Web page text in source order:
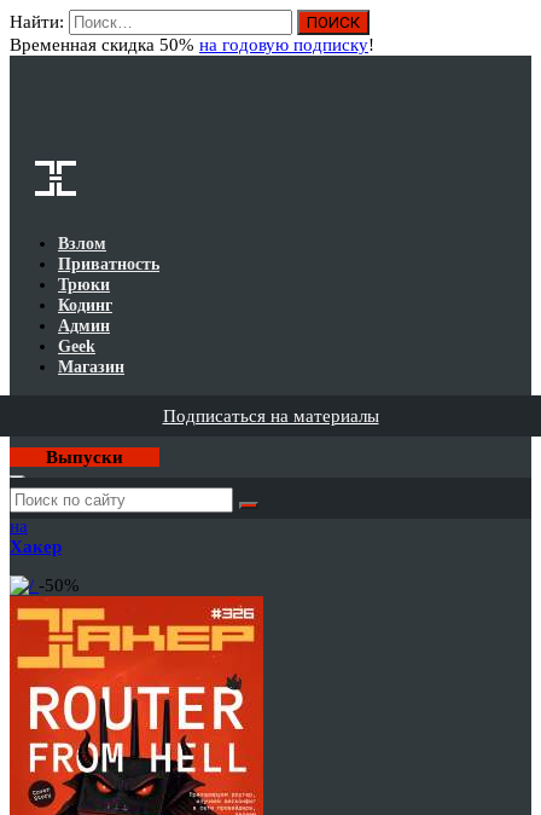
Найти:
Временная скидка 50% на годовую подписку!
Взлом
Приватность
Трюки
Кодинг
Админ
Geek
Магазин
Подписаться на материалы
Выпуски
Годовая
подписка
на
Хакер
-50%